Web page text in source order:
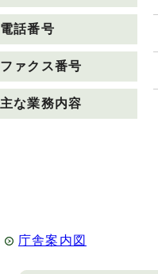
電話番号
ファクス番号
主な業務内容
庁舎案内図